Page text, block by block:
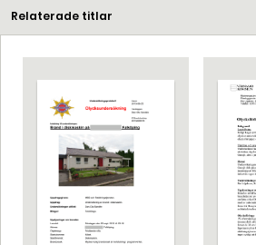
Relaterade titlar